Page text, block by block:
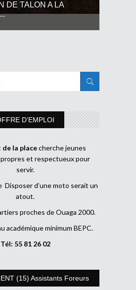
DE TALON A LA
D’EMPLOI
la placecherche jeunes
et respectueux pour
servir.
Disposer d’une moto serait un
atout.
proches de Ouaga 2000.
académique minimum BEPC.
Tél: 55 81 26 02
(15) Assistants Foreurs